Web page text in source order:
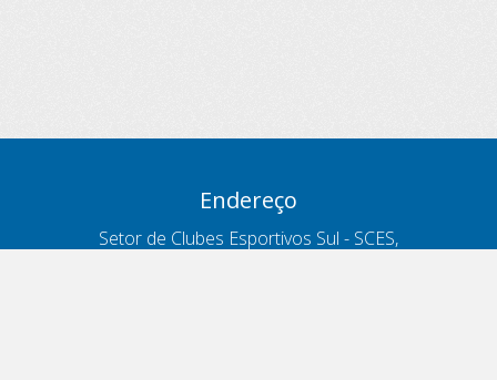
Endereço
Setor de Clubes Esportivos Sul - SCES,